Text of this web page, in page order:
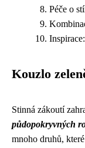
Péče o
Kouzlo
Stinná zákoutí
půdopokryvných
mnoho druhů,